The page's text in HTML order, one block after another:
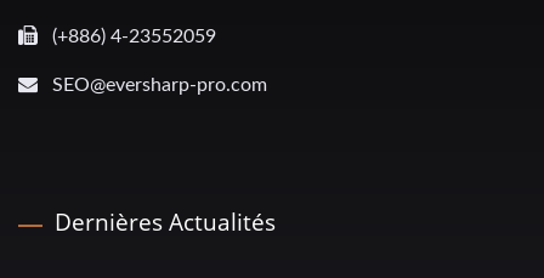
(+886) 4-23552059
SEO@eversharp-pro.com
Dernières Actualités